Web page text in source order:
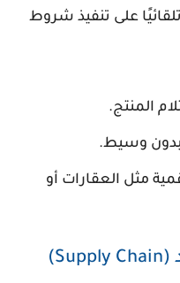
على تنفيذ شروط
المنتج.
بدون وسيط.
مثل العقارات أو